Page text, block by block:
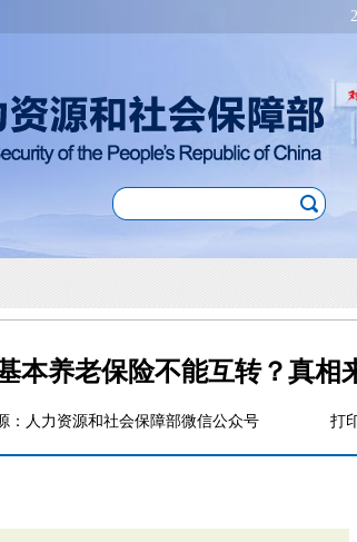
本养老保险不能互转？真相
：人力资源和社会保障部微信公众号 打